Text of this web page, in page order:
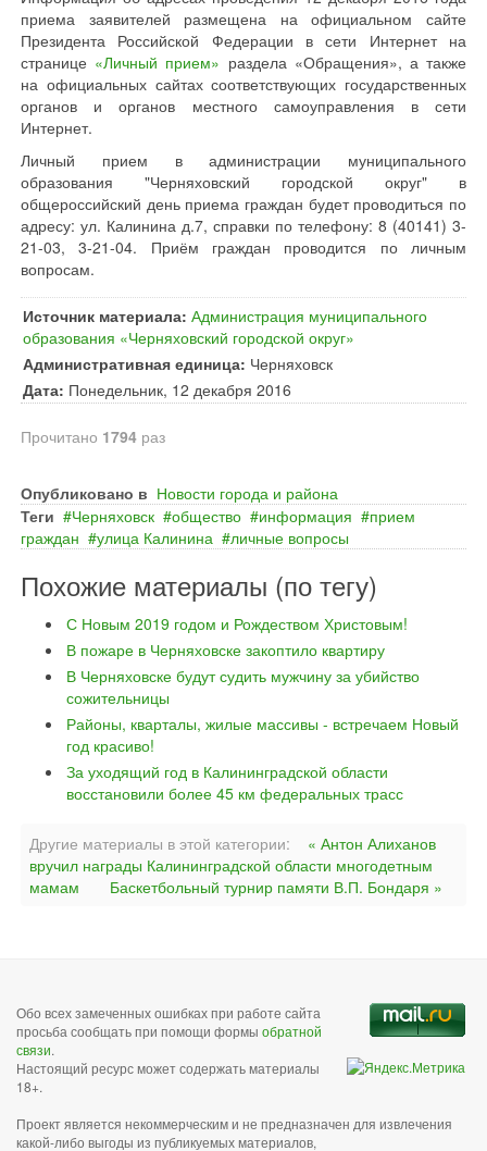
приема заявителей размещена на официальном сайте
Президента Российской Федерации в сети Интернет на
странице «Личный прием» раздела «Обращения», а также
на официальных сайтах соответствующих государственных
органов и органов местного самоуправления в сети
Интернет.
Личный прием в администрации муниципального
образования "Черняховский городской округ" в
общероссийский день приема граждан будет проводиться по
адресу: ул. Калинина д.7, справки по телефону: 8 (40141) 3-
21-03, 3-21-04. Приём граждан проводится по личным
вопросам.
Источник материала: Администрация муниципального
образования «Черняховский городской округ»
Административная единица: Черняховск
Дата: Понедельник, 12 декабря 2016
Прочитано 1794 раз
Опубликовано в Новости города и района
Теги
Черняховск общество информация
прием
граждан
улица Калинина личные вопросы
Похожие материалы (по тегу)
С Новым 2019 годом и Рождеством Христовым!
В пожаре в Черняховске закоптило квартиру
В Черняховске будут судить мужчину за убийство
сожительницы
Районы, кварталы, жилые массивы - встречаем Новый
год красиво!
За уходящий год в Калининградской области
восстановили более 45 км федеральных трасс
Другие материалы в этой категории:
« Антон Алиханов
вручил награды Калининградской области многодетным
мамам
Баскетбольный турнир памяти В.П. Бондаря »
Обо всех замеченных ошибках при работе сайта
просьба сообщать при помощи формы обратной
связи.
Настоящий ресурс может содержать материалы
18+.
Проект является некоммерческим и не предназначен для извлечения
какой-либо выгоды из публикуемых материалов,